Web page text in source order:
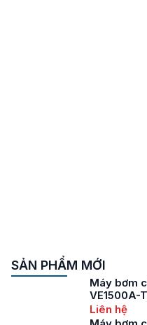
SẢN PHẨM MỚI
Máy bơm
VE1500A-
Liên hệ